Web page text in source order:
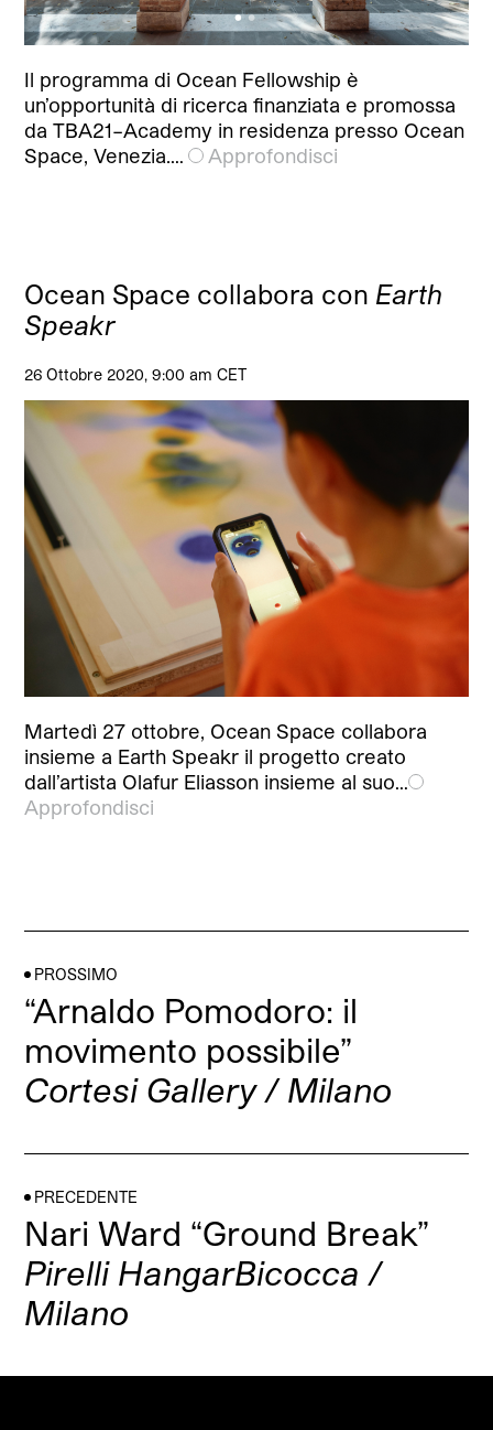
Il programma di Ocean Fellowship è
un’opportunità di ricerca finanziata e promossa
da TBA21–Academy in residenza presso Ocean
Space, Venezia.…
Approfondisci
Ocean Space collabora con Earth
Speakr
26 Ottobre 2020, 9:00 am CET
Martedì 27 ottobre, Ocean Space collabora
insieme a Earth Speakr il progetto creato
dall’artista Olafur Eliasson insieme al suo…
Approfondisci
PROSSIMO
“Arnaldo Pomodoro: il
movimento possibile”
Cortesi Gallery / Milano
PRECEDENTE
Nari Ward “Ground Break”
Pirelli HangarBicocca /
Milano